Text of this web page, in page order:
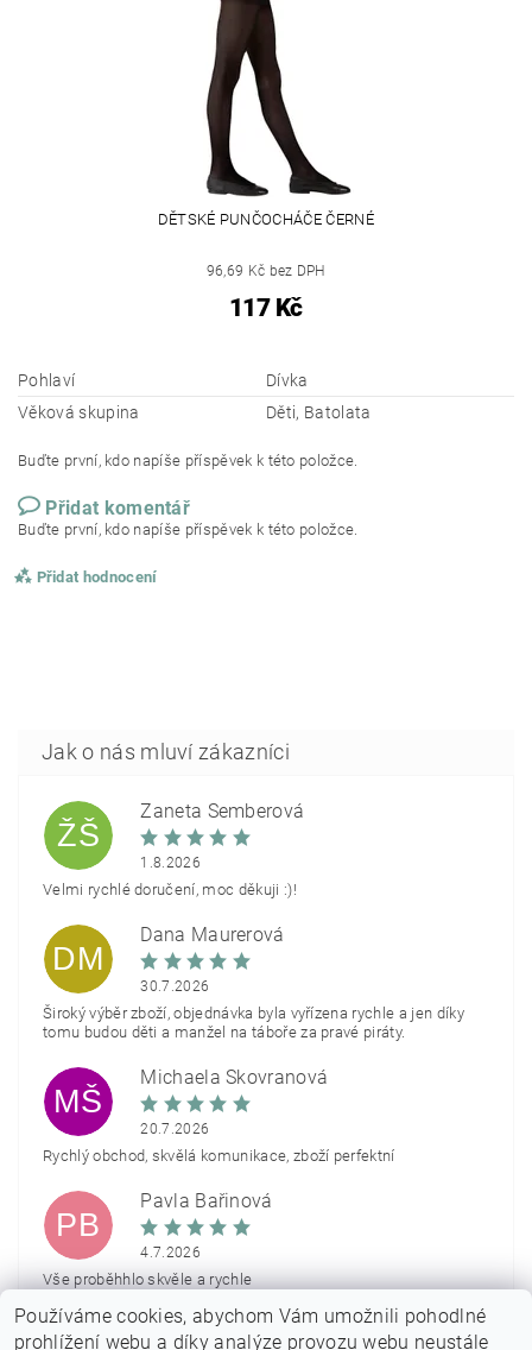
DĚTSKÉ PUNČOCHÁČE ČERNÉ
96,69 Kč bez DPH
117 Kč
Pohlaví
Dívka
Věková skupina
Děti, Batolata
Buďte první, kdo napíše příspěvek k této položce.
Přidat komentář
Buďte první, kdo napíše příspěvek k této položce.
Přidat hodnocení
ŽŠ
Žaneta Šemberová
1.8.2026
Velmi rychlé doručení, moc děkuji :)!
DM
Dana Maurerová
30.7.2026
Široký výběr zboží, objednávka byla vyřízena rychle a jen díky
tomu budou děti a manžel na táboře za pravé piráty.
MŠ
Michaela Škovranová
20.7.2026
Rychlý obchod, skvělá komunikace, zboží perfektní
PB
Pavla Bařinová
4.7.2026
Vše proběhhlo skvěle a rychle
Zobrazit další hodnocení
Používáme cookies, abychom Vám umožnili pohodlné
prohlížení webu a díky analýze provozu webu neustále